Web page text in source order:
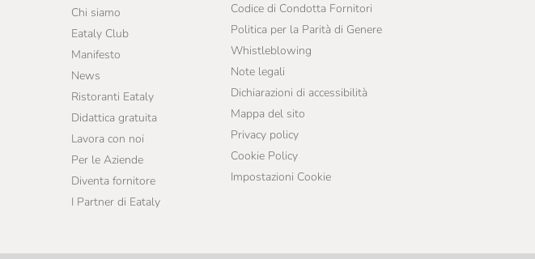
Chi siamo
Eataly Club
Manifesto
News
Ristoranti Eataly
Didattica gratuita
Lavora con noi
Per le Aziende
Diventa fornitore
I Partner di Eataly
Codice di Condotta Fornitori
Politica per la Parità di Genere
Whistleblowing
Note legali
Dichiarazioni di accessibilità
Mappa del sito
Privacy policy
Cookie Policy
Impostazioni Cookie